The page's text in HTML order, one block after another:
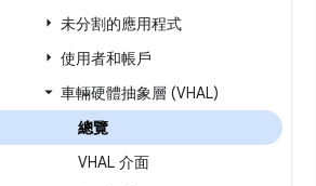
未分割的應用程式
使用者和帳戶
車輛硬體抽象層 (VHAL)
總覽
VHAL 介面